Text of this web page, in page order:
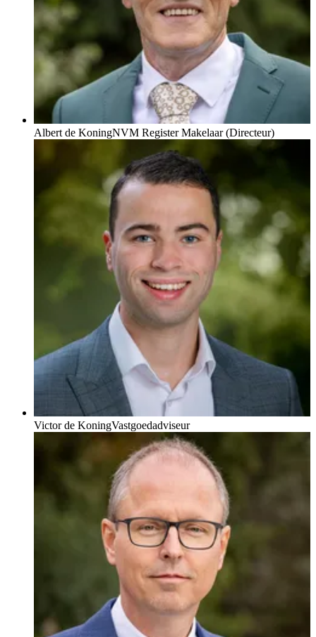
Albert de KoningNVM Register Makelaar (Directeur)
Victor de KoningVastgoedadviseur